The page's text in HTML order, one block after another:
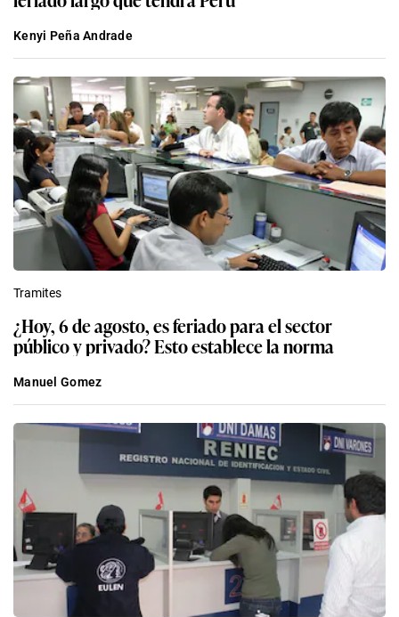
Kenyi Peña Andrade
Tramites
¿Hoy, 6 de agosto, es feriado para el sector
público y privado? Esto establece la norma
Manuel Gomez